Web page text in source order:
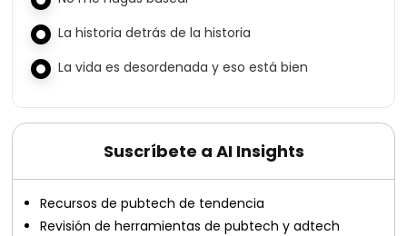
La historia detrás de la historia
La vida es desordenada y eso está bien
Suscríbete a AI Insights
Recursos de pubtech de tendencia
Revisión de herramientas de pubtech y adtech